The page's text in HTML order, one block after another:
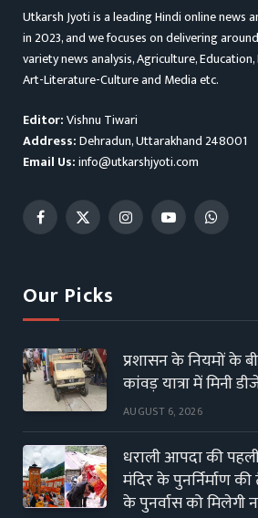
Utkarsh Jyoti is a leading Hindi online news
in 2023, and we focuses on delivering
variety news analysis, Agriculture,
Art-Literature-Culture and Media etc.
Editor:Vishnu Tiwari
Address:Dehradun, Uttarakhand 248001
Email Us:info@utkarshjyoti.com
Facebook
X
InstagramYouTubeWhatsApp
Our Picks
प्रशासन के नियमों के
कांवड़ यात्रा में मिनी
AUGUST 6, 2026
धराली आपदा की
मंदिर के पुनर्निर्माण
के पुनर्वास को मिलेगी